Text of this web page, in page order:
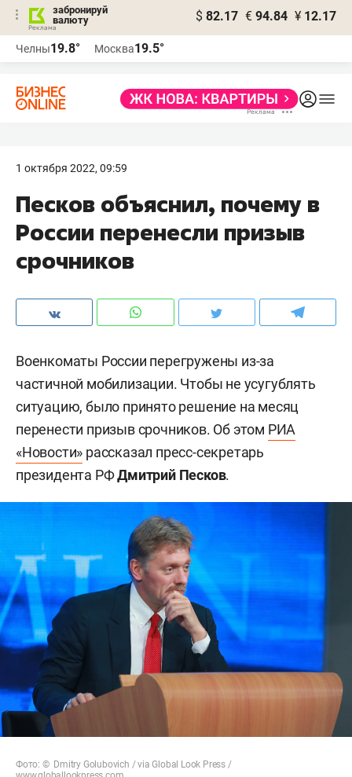
забронируй
валюту
$ 82.17 € 94.84 ¥ 12.17
Челны19.8° Москва19.5°
1 октября 2022, 09:59
Песков объяснил, почему в
России перенесли призыв
срочников
Военкоматы России перегружены из-за
частичной мобилизации. Чтобы не усугублять
ситуацию, было принято решение на месяц
перенести призыв срочников. Об этом РИА
«Новости» рассказал пресс-секретарь
президента РФДмитрий Песков.
Фото: © Dmitry Golubovich / via Global Look Press /